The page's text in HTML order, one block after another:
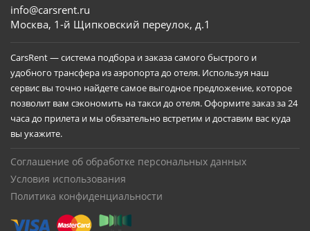
info@carsrent.ru
Москва, 1-й Щипковский переулок, д.1
CarsRent — система подбора и заказа самого быстрого и
удобного трансфера из аэропорта до отеля. Используя наш
сервис вы точно найдете самое выгодное предложение, которое
позволит вам сэкономить на такси до отеля. Оформите заказ за 24
часа до прилета и мы обязательно встретим и доставим вас куда
вы укажите.
Соглашение об обработке персональных данных
Условия использования
Политика конфиденциальности